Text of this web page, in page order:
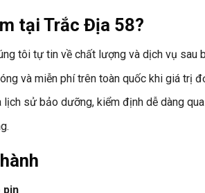
tại Trắc Địa 58?
tôi tự tin về chất lượng và dịch vụ sau
và miễn phí trên toàn quốc khi giá trị
lịch sử bảo dưỡng, kiểm định dễ dàng
pin